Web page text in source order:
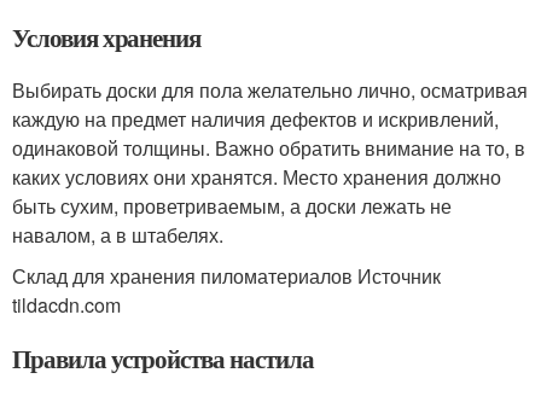
Условия хранения
Выбирать доски для пола желательно лично, осматривая
каждую на предмет наличия дефектов и искривлений,
одинаковой толщины. Важно обратить внимание на то, в
каких условиях они хранятся. Место хранения должно
быть сухим, проветриваемым, а доски лежать не
навалом, а в штабелях.
Склад для хранения пиломатериалов Источник
tildacdn.com
Правила устройства настила